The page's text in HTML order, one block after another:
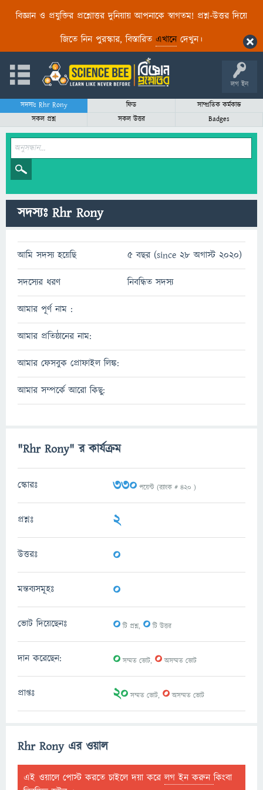
বিজ্ঞান ও প্রযুক্তির প্রশ্নোত্তর দুনিয়ায় আপনাকে স্বাগতম! প্রশ্ন-উত্তর দিয়ে
জিতে নিন পুরস্কার, বিস্তারিত এখানেদেখুন।
লগ ইন
সদস্যঃ Rhr Rony ফিড
সাম্প্রতিক কর্মকান্ড
সকল প্রশ্ন
সকল উত্তর Badges
সদস্যঃ Rhr Rony
আমি সদস্য হয়েছি 5 বছর (since 28 অগাস্ট 2020)
সদস্যের ধরণ নিবন্ধিত সদস্য
আমার পূর্ণ নাম :
আমার প্রতিষ্ঠানের নাম:
আমার ফেসবুক প্রোফাইল লিঙ্ক:
আমার সম্পর্কে আরো কিছু:
"Rhr Rony" র কার্যক্রম
স্কোরঃ 330 পয়েন্ট (র‌্যাংক # 420 )
প্রশ্নঃ 2
উত্তরঃ 0
মন্তব্যসমূহঃ 0
ভোট দিয়েছেনঃ 0টি প্রশ্ন, 0টি উত্তর
দান করেছেন: 0সম্মত ভোট, 0অসম্মত ভোট
প্রাপ্তঃ 20সম্মত ভোট, 0অসম্মত ভোট
Rhr Rony এর ওয়াল
এই ওয়ালে পোস্ট করতে চাইলে দয়া করেলগ ইন করুনকিংবা